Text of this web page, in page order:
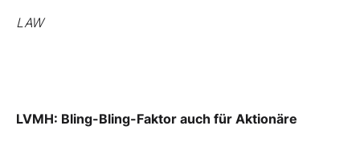
LAW
LVMH: Bling-Bling-Faktor auch für Aktionäre